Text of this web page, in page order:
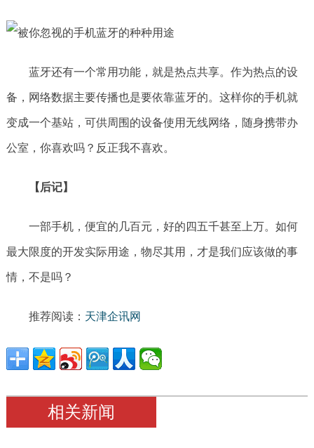
蓝牙还有一个常用功能，就是热点共享。作为热点的设
备，网络数据主要传播也是要依靠蓝牙的。这样你的手机就
变成一个基站，可供周围的设备使用无线网络，随身携带办
公室，你喜欢吗？反正我不喜欢。
【后记】
一部手机，便宜的几百元，好的四五千甚至上万。如何
最大限度的开发实际用途，物尽其用，才是我们应该做的事
情，不是吗？
推荐阅读： 天津企讯网
相关新闻